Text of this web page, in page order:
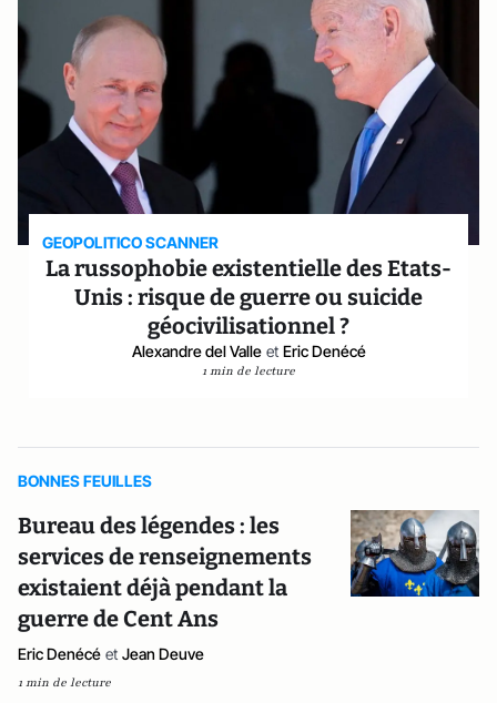
GEOPOLITICO SCANNER
La russophobie existentielle des Etats-
Unis : risque de guerre ou suicide
géocivilisationnel ?
Alexandre del Valle et Eric Denécé
1 min de lecture
BONNES FEUILLES
Bureau des légendes : les
services de renseignements
existaient déjà pendant la
guerre de Cent Ans
Eric Denécé et Jean Deuve
1 min de lecture